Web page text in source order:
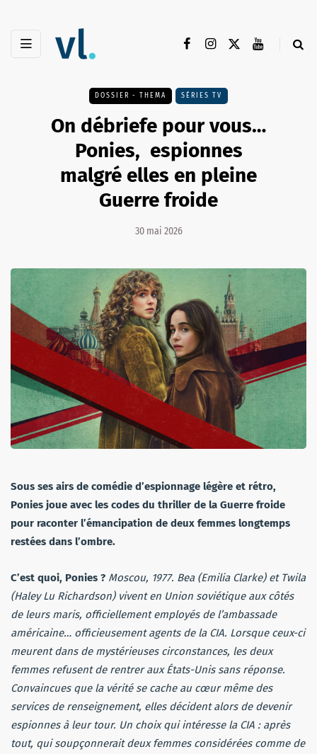
DOSSIER - THEMA SÉRIES TV
On débriefe pour vous…
Ponies, espionnes
malgré elles en pleine
Guerre froide
30 mai 2026
Sous ses airs de comédie d’espionnage légère et rétro,
Ponies joue avec les codes du thriller de la Guerre froide
pour raconter l’émancipation de deux femmes longtemps
restées dans l’ombre.
C’est quoi, Ponies ? Moscou, 1977. Bea (Emilia Clarke) et Twila
(Haley Lu Richardson) vivent en Union soviétique aux côtés
de leurs maris, officiellement employés de l’ambassade
américaine… officieusement agents de la CIA. Lorsque ceux-ci
meurent dans de mystérieuses circonstances, les deux
femmes refusent de rentrer aux États-Unis sans réponse.
Convaincues que la vérité se cache au cœur même des
services de renseignement, elles décident alors de devenir
espionnes à leur tour. Un choix qui intéresse la CIA : après
tout, qui soupçonnerait deux femmes considérées comme de